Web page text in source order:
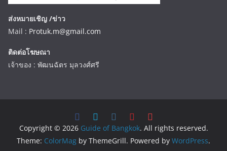
ส่งหมายเชิญ /ข่าว
Mail : Protuk.m@gmail.com
ติดต่อโฆษณา
เจ้าของ : พัฒนฉัตร มุลวงศ์ศรี
Copyright © 2026 Guide of Bangkok. All rights reserved.
Theme: ColorMag by ThemeGrill. Powered by WordPress.